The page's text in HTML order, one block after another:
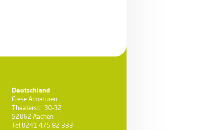
Deutschland
Frese Armaturen
Theaterstr. 30-32
52062 Aachen
Tel 0241 475 82 333